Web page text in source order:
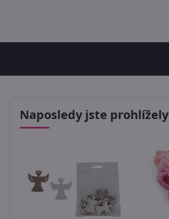
Naposledy jste prohlížely